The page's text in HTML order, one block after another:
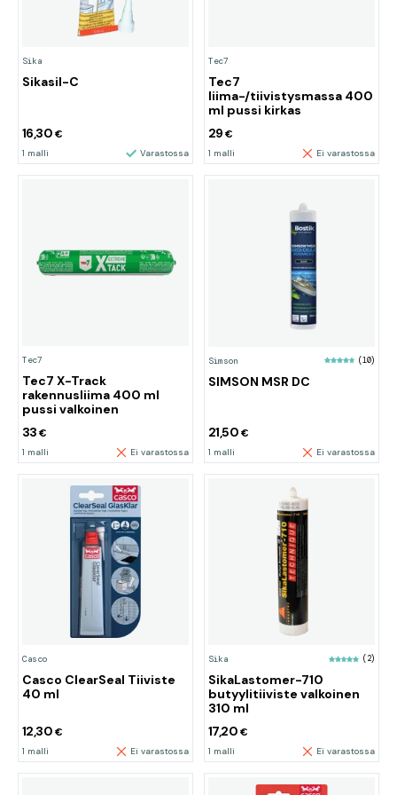
Sika
Sikasil-C
16,30 €
1 malli Varastossa
Tec7
Tec7
liima-/tiivistysmassa 400
ml pussi kirkas
29€
1 malli Ei varastossa
Tec7
Tec7 X-Track
rakennusliima 400 ml
pussi valkoinen
33€
1 malli Ei varastossa
Simson (10)
SIMSON MSR DC
21,50 €
1 malli Ei varastossa
Casco
Casco ClearSeal Tiiviste
40 ml
12,30 €
1 malli Ei varastossa
Sika (2)
SikaLastomer-710
butyylitiiviste valkoinen
310 ml
17,20 €
1 malli Ei varastossa